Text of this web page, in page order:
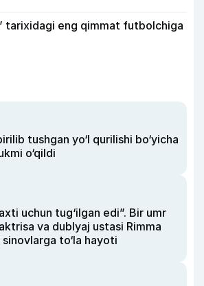
tarixidagi eng qimmat futbolchiga
tushgan yo‘l qurilishi bo‘yicha
o‘qildi
uchun tug‘ilgan edi”. Bir umr
va dublyaj ustasi Rimma
to‘la hayoti